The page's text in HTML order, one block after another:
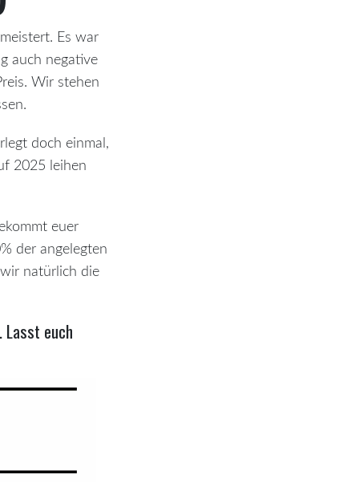
Es war
auch negative
Wir stehen
doch einmal,
2025 leihen
euer
der angelegten
natürlich die
Lasst euch